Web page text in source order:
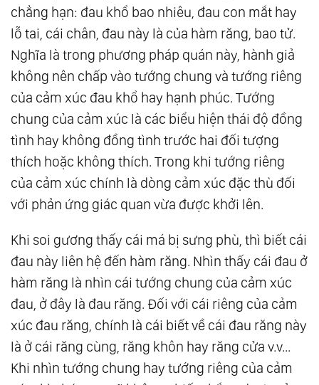
chẳng hạn: đau khổ bao nhiêu, đau con mắt hay
lỗ tai, cái chân, đau này là của hàm răng, bao tử.
Nghĩa là trong phương pháp quán này, hành giả
không nên chấp vào tướng chung và tướng riêng
của cảm xúc đau khổ hay hạnh phúc. Tướng
chung của cảm xúc là các biểu hiện thái độ đồng
tình hay không đồng tình trước hai đối tượng
thích hoặc không thích. Trong khi tướng riêng
của cảm xúc chính là dòng cảm xúc đặc thù đối
với phản ứng giác quan vừa được khởi lên.
Khi soi gương thấy cái má bị sưng phù, thì biết cái
đau này liên hệ đến hàm răng. Nhìn thấy cái đau ở
hàm răng là nhìn cái tướng chung của cảm xúc
đau, ở đây là đau răng. Đối với cái riêng của cảm
xúc đau răng, chính là cái biết về cái đau răng này
là ở cái răng cùng, răng khôn hay răng cửa v.v...
Khi nhìn tướng chung hay tướng riêng của cảm